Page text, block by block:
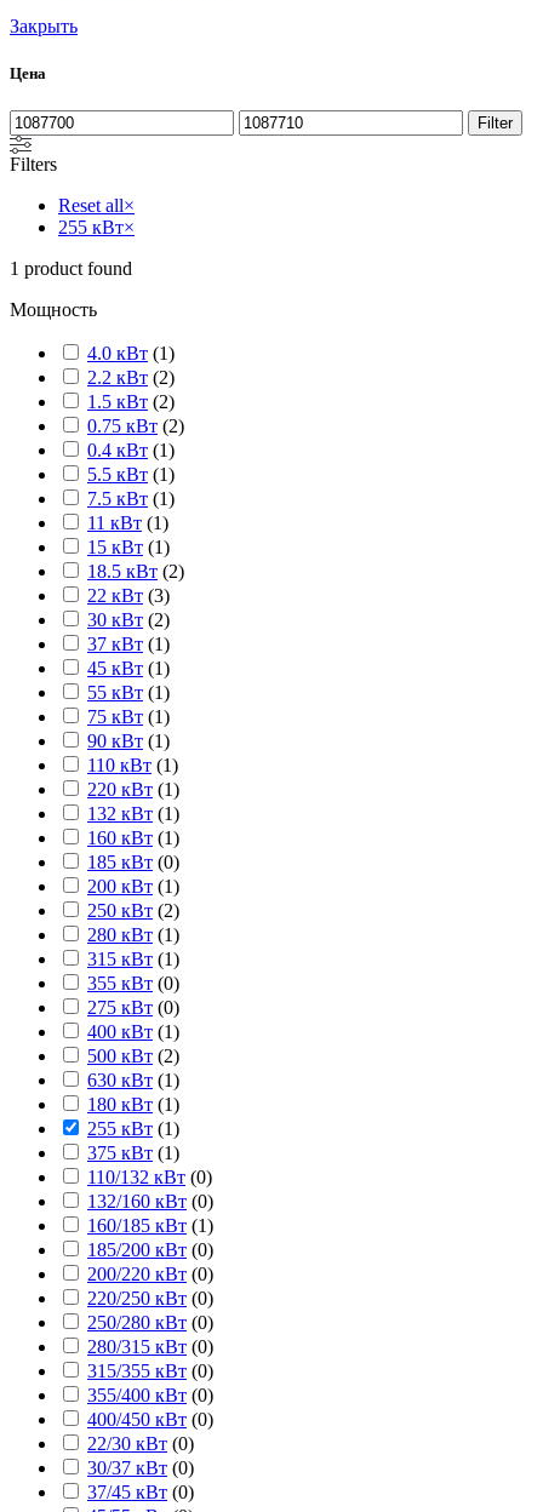
Закрыть
Цена
Filter
Filters
Reset all×
255 кВт×
1 product found
Мощность
4.0 кВт (1)
2.2 кВт (2)
1.5 кВт (2)
0.75 кВт (2)
0.4 кВт (1)
5.5 кВт (1)
7.5 кВт (1)
11 кВт (1)
15 кВт (1)
18.5 кВт (2)
22 кВт (3)
30 кВт (2)
37 кВт (1)
45 кВт (1)
55 кВт (1)
75 кВт (1)
90 кВт (1)
110 кВт (1)
220 кВт (1)
132 кВт (1)
160 кВт (1)
185 кВт (0)
200 кВт (1)
250 кВт (2)
280 кВт (1)
315 кВт (1)
355 кВт (0)
275 кВт (0)
400 кВт (1)
500 кВт (2)
630 кВт (1)
180 кВт (1)
255 кВт (1)
375 кВт (1)
110/132 кВт (0)
132/160 кВт (0)
160/185 кВт (1)
185/200 кВт (0)
200/220 кВт (0)
220/250 кВт (0)
250/280 кВт (0)
280/315 кВт (0)
315/355 кВт (0)
355/400 кВт (0)
400/450 кВт (0)
22/30 кВт (0)
30/37 кВт (0)
37/45 кВт (0)